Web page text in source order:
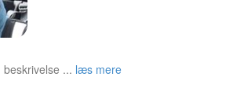
... læs mere